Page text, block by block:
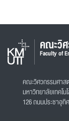
คณะวิ
Faculty of
คณะวิศวกรรมศาส
มหาวิทยาลัยเทคโ
126 ถนนประชาอุทิ